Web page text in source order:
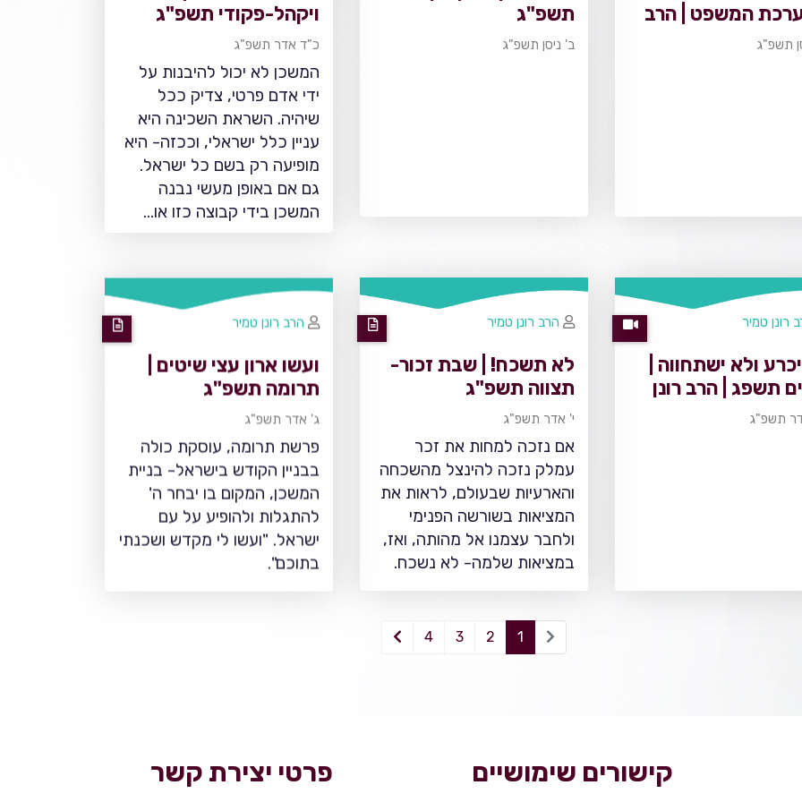
המשפט | הרב
טמיר
תשפ"ג
תשפ"ג
ב' ניסן תשפ"ג
ויקהל-פקודי תשפ"ג
כ"ד אדר תשפ"ג
המשכן לא יכול להיבנות על
ידי אדם פרטי, צדיק ככל
שיהיה. השראת השכינה היא
עניין כלל ישראלי, וככזה- היא
מופיעה רק בשם כל ישראל.
גם אם באופן מעשי נבנה
המשכן בידי קבוצה כזו או…
ולא ישתחווה |
תשפג | הרב רונן
תשפ"ג
רונן טמיר
לא תשכח! | שבת זכור-
תצווה תשפ"ג
י' אדר תשפ"ג
אם נזכה למחות את זכר
עמלק נזכה להינצל מהשכחה
והארעיות שבעולם, לראות את
המציאות בשורשה הפנימי
ולחבר עצמנו אל מהותה, ואז,
במציאות שלמה- לא נשכח.
הרב רונן טמיר
ועשו ארון עצי שיטים |
תרומה תשפ"ג
ג' אדר תשפ"ג
פרשת תרומה, עוסקת כולה
בבניין הקודש בישראל- בניית
המשכן, המקום בו יבחר ה'
להתגלות ולהופיע על עם
ישראל. "ועשו לי מקדש ושכנתי
בתוכם".
הרב רונן טמיר
1
2
3
4
קישורים שימושיים פרטי יצירת קשר